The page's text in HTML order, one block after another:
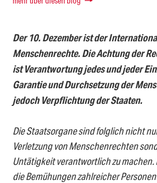
Der 10. Dezember ist der
Menschenrechte. Die Achtung der
ist Verantwortung jedes und jeder
Garantie und Durchsetzung der
jedoch Verpflichtung der Staaten.
Die Staatsorgane sind folglich nicht
Verletzung von Menschenrechten
Untätigkeit verantwortlich zu machen.
die Bemühungen zahlreicher